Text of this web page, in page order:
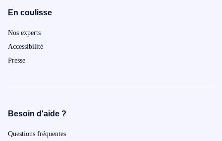
En coulisse
Nos experts
Accessibilité
Presse
Besoin d'aide ?
Questions fréquentes